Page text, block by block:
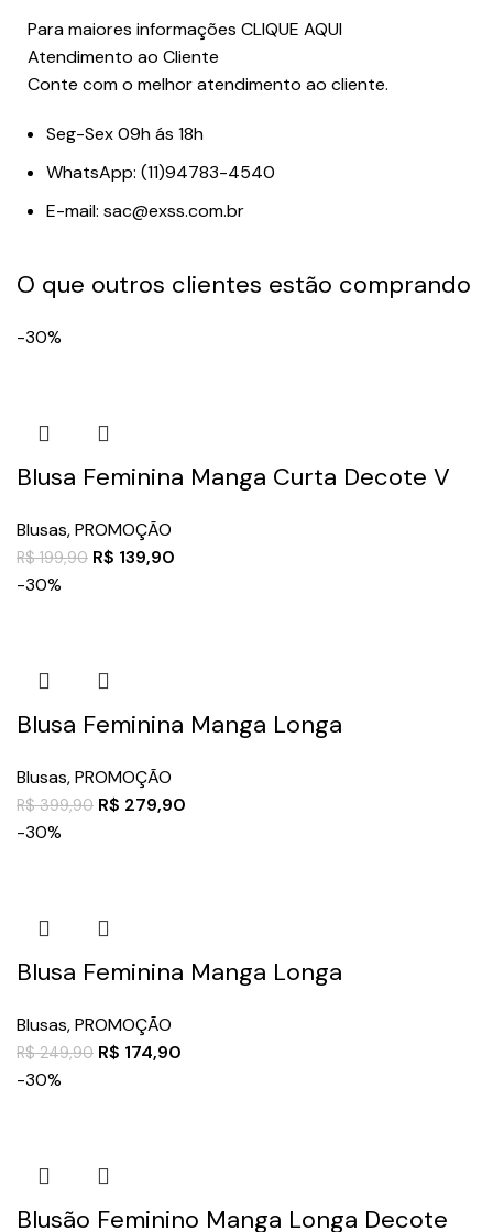
Para maiores informaçõesCLIQUE AQUI
Atendimento ao Cliente
Conte com o melhor atendimento ao cliente.
Seg-Sex 09h ás 18h
WhatsApp: (11)94783-4540
E-mail: sac@exss.com.br
O que outros clientes estão comprando
-30%
Blusa Feminina Manga Curta Decote V
Blusas,PROMOÇÃO
R$199,90 R$ 139,90
-30%
Blusa Feminina Manga Longa
Blusas,PROMOÇÃO
R$399,90 R$ 279,90
-30%
Blusa Feminina Manga Longa
Blusas,PROMOÇÃO
R$249,90 R$ 174,90
-30%
Blusão Feminino Manga Longa Decote